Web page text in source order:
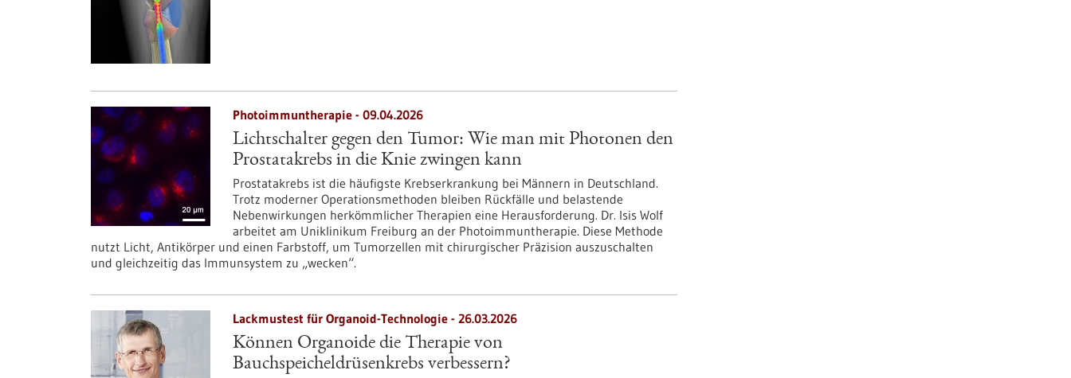
Photoimmuntherapie - 09.04.2026
Lichtschalter gegen den Tumor: Wie man mit Photonen den
Prostatakrebs in die Knie zwingen kann
Prostatakrebs ist die häufigste Krebserkrankung bei Männern in Deutschland.
Trotz moderner Operationsmethoden bleiben Rückfälle und belastende
Nebenwirkungen herkömmlicher Therapien eine Herausforderung. Dr. Isis Wolf
arbeitet am Uniklinikum Freiburg an der Photoimmuntherapie. Diese Methode
nutzt Licht, Antikörper und einen Farbstoff, um Tumorzellen mit chirurgischer Präzision auszuschalten
und gleichzeitig das Immunsystem zu „wecken“.
Lackmustest für Organoid-Technologie - 26.03.2026
Können Organoide die Therapie von
Bauchspeicheldrüsenkrebs verbessern?